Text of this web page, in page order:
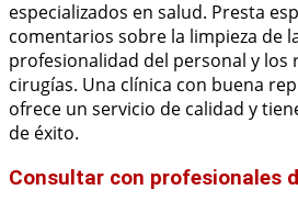
especializados en salud. Presta
comentarios sobre la limpieza de
profesionalidad del personal y los
cirugías. Una clínica con buena
ofrece un servicio de calidad y
de éxito.
Consultar con profesionales